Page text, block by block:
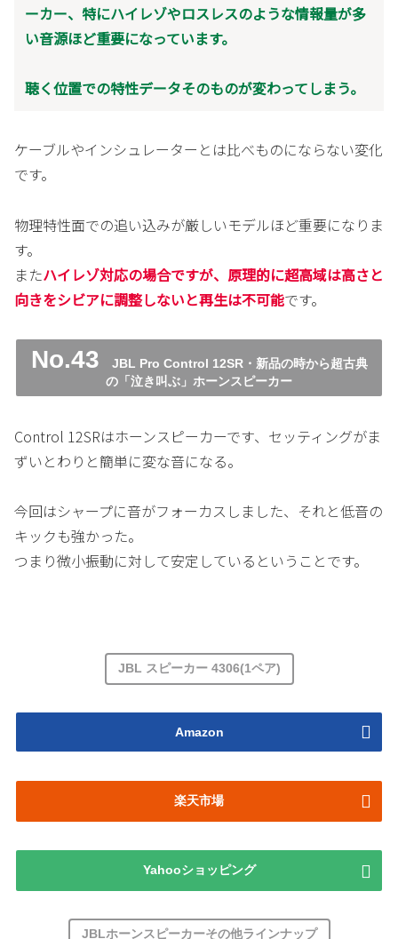
ーカー、特にハイレゾやロスレスのような情報量が多
い音源ほど重要になっています。
聴く位置での特性データそのものが変わってしまう。
ケーブルやインシュレーターとは比べものにならない変化
です。
物理特性面での追い込みが厳しいモデルほど重要になりま
す。
またハイレゾ対応の場合ですが、原理的に超高域は高さと
向きをシビアに調整しないと再生は不可能です。
No.43 JBL Pro Control 12SR・新品の時から超古典
の「泣き叫ぶ」ホーンスピーカー
Control 12SRはホーンスピーカーです、セッティングがま
ずいとわりと簡単に変な音になる。
今回はシャープに音がフォーカスしました、それと低音の
キックも強かった。
つまり微小振動に対して安定しているということです。
JBL スピーカー 4306(1ペア)
Amazon
楽天市場
Yahooショッピング
JBLホーンスピーカーその他ラインナップ